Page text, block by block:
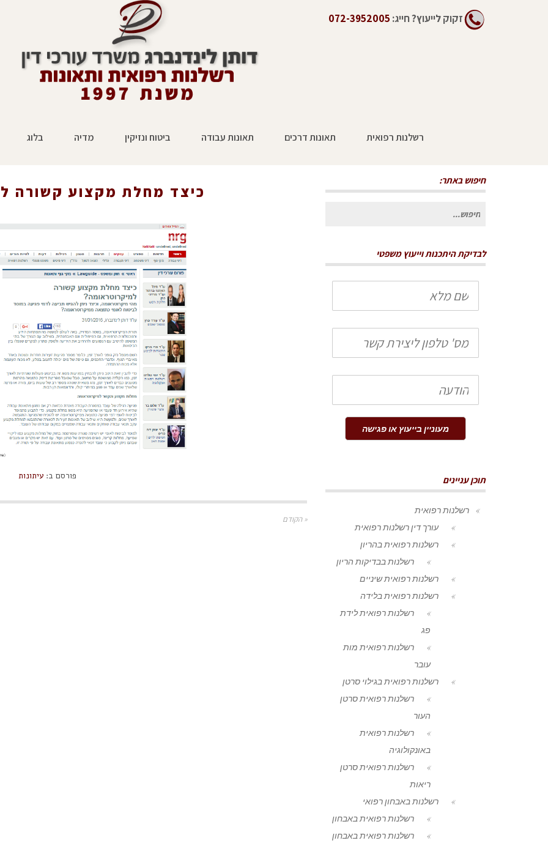
זקוק לייעוץ?חייג: 072-3952005
רשלנות רפואית תאונות דרכים תאונות עבודה ביטוח ונזיקין מדיה בלוג
כיצד מחלת מקצוע קשורה
פורסם ב: עיתונות
« הקודם
חיפוש באתר:
חיפוש
לבדיקת היתכנות וייעוץ משפטי
שם
מלא
טלפון
הודעה
מעוניין בייעוץ או פגישה
תוכן עניינים
רשלנות רפואית
עורך דין רשלנות רפואית
רשלנות רפואית בהריון
רשלנות בבדיקות הריון
רשלנות רפואית שיניים
רשלנות רפואית בלידה
רשלנות רפואית לידת
פג
רשלנות רפואית מות
עובר
רשלנות רפואית בגילוי סרטן
רשלנות רפואית סרטן
העור
רשלנות רפואית
באונקולוגיה
רשלנות רפואית סרטן
ריאות
רשלנות באבחון רפואי
רשלנות רפואית באבחון
רשלנות רפואית באבחון